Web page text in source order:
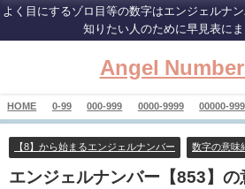
よく目にするゾロ目等の数字はエンジェルナ
知りたい人のために早見表にま
Angel
HOME 0-99 000-999 0000-9999 00000-
【8】から始まるエンジェルナンバー 数字の意味
エンジェルナンバー【853】の